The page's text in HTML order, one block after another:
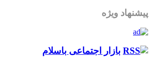
پیشنهاد ویژه
بازار اجتماعی باسلام